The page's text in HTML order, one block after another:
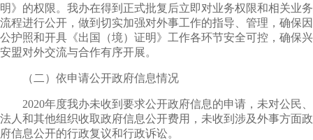
明》的权限。我办在得到正式批复后立即对业务权限和相关业务
流程进行公开，做到切实加强对外事工作的指导、管理，确保因
公护照和开具《出国（境）证明》工作各环节安全可控，确保兴
安盟对外交流与合作有序开展。
（二）依申请公开政府信息情况
2020年度我办未收到要求公开政府信息的申请，未对公民、
法人和其他组织收取政府信息公开费用，未收到涉及外事方面政
府信息公开的行政复议和行政诉讼。